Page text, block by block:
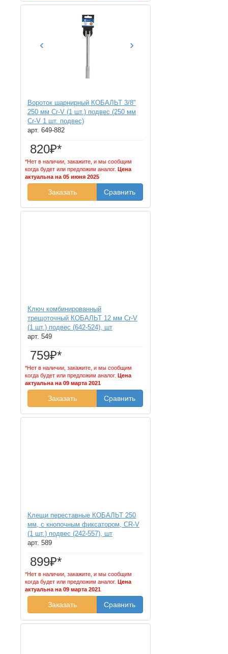
‹ ›
Вороток шарнирный КОБАЛЬТ 3/8"
250 мм Cr-V (1 шт.) подвес (250 мм
Cr-V 1 шт. подвес)
арт. 649-882
820₽*
*Нет в наличии, закажите, и мы сообщим
когда будет или предложим аналог. Цена
актуальна на 05 июня 2025
Заказать Сравнить
Ключ комбинированный
трещоточный КОБАЛЬТ 12 мм Cr-V
(1 шт.) подвес (642-524), шт
арт. 549
759₽*
*Нет в наличии, закажите, и мы сообщим
когда будет или предложим аналог. Цена
актуальна на 09 марта 2021
Заказать Сравнить
Клещи переставные КОБАЛЬТ 250
мм, с кнопочным фиксатором, CR-V
(1 шт.) подвес (242-557), шт
арт. 589
899₽*
*Нет в наличии, закажите, и мы сообщим
когда будет или предложим аналог. Цена
актуальна на 09 марта 2021
Заказать Сравнить